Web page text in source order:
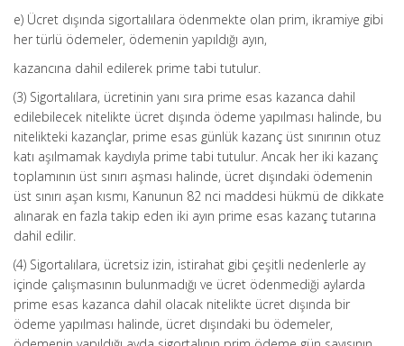
e) Ücret dışında sigortalılara ödenmekte olan prim, ikramiye gibi
her türlü ödemeler, ödemenin yapıldığı ayın,
kazancına dahil edilerek prime tabi tutulur.
(3) Sigortalılara, ücretinin yanı sıra prime esas kazanca dahil
edilebilecek nitelikte ücret dışında ödeme yapılması halinde, bu
nitelikteki kazançlar, prime esas günlük kazanç üst sınırının otuz
katı aşılmamak kaydıyla prime tabi tutulur. Ancak her iki kazanç
toplamının üst sınırı aşması halinde, ücret dışındaki ödemenin
üst sınırı aşan kısmı, Kanunun 82 nci maddesi hükmü de dikkate
alınarak en fazla takip eden iki ayın prime esas kazanç tutarına
dahil edilir.
(4) Sigortalılara, ücretsiz izin, istirahat gibi çeşitli nedenlerle ay
içinde çalışmasının bulunmadığı ve ücret ödenmediği aylarda
prime esas kazanca dahil olacak nitelikte ücret dışında bir
ödeme yapılması halinde, ücret dışındaki bu ödemeler,